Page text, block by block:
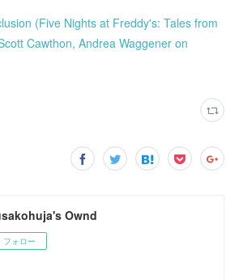
(Five Nights at Freddy's: Tales from
Cawthon, Andrea Waggener on
Ownd
フォロー